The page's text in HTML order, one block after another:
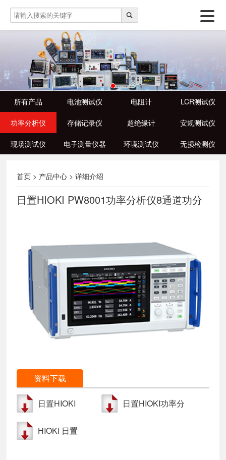
所有产品 电池测试仪 电阻计 LCR测试仪
功率分析仪 存储记录仪 超绝缘计 安规测试仪
现场测试仪 电子测量仪器 环境测试仪 无损检测仪
首页 > 产品中心 >详细介绍
日置HIOKI PW8001功率分析仪8通道功分
资料下载
日置HIOKI
日置HIOKI功率分
HIOKI 日置